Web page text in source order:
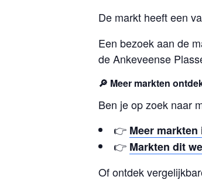
De markt heeft een
Een bezoek aan de
de Ankeveense
🔎 Meer markten
Ben je op zoek naar
👉 Meer
👉 Markten dit
Of ontdek